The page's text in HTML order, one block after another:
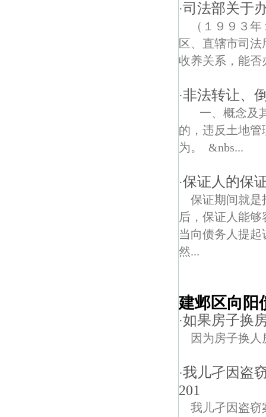
·司法部关于
（１９９３
区、直辖市司
收养关系，能
·非法转让、
一、概念及
的，违反土地
为。 &nbs...
·保证人的保
保证期间就是
后，保证人能
当向债务人提
然...
建邺区向阳
·如果房子换
因为房子换
·我儿孑因盗
201
我儿孑因盗窃